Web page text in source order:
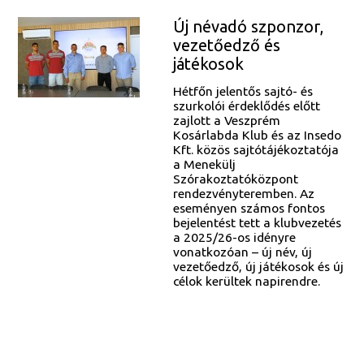
Új névadó szponzor,
vezetőedző és
játékosok
Hétfőn jelentős sajtó- és
szurkolói érdeklődés előtt
zajlott a Veszprém
Kosárlabda Klub és az Insedo
Kft. közös sajtótájékoztatója
a Menekülj
Szórakoztatóközpont
rendezvényteremben. Az
eseményen számos fontos
bejelentést tett a klubvezetés
a 2025/26-os idényre
vonatkozóan – új név, új
vezetőedző, új játékosok és új
célok kerültek napirendre.